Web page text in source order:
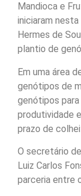
Mandioca e
iniciaram
Hermes de
plantio de
Em uma área
genótipos de
genótipos para
produtividade
prazo de
O secretário
Luiz Carlos
parceria entre